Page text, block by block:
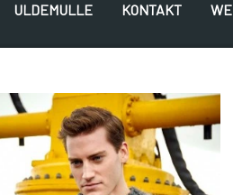
ULDEMULLE KONTAKT
LÉTTLOPI 1 CLASS